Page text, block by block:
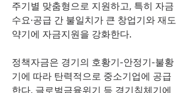
주기별 맞춤형으로 지원하고, 특히 자금
수요·공급 간 불일치가 큰 창업기와 재도
약기에 자금지원을 강화한다.
정책자금은 경기의 호황기-안정기-불황
기에 따라 탄력적으로 중소기업에 공급
한다. 글로벌금융위기 등 경기침체기에